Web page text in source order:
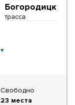
Богородицк
трасса
Свободно
23 места